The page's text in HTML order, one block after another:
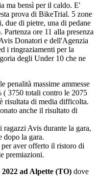
ma bensì per il caldo. E'
prova di BikeTrial. 5 zone
due di pietre, una di pedane
ore 11 alla presenza
Donatori e dell'Agenzia
i ringraziamenti per la
degli Under 10 che ne
penalità massime ammesse
( 3750 totali contro le 2075
risultata di media difficolta.
anche il risultato di
Avis durante la gara,
dopo la gara.
aver offerto il ristoro di
premiazioni.
ad Alpette (TO) dove